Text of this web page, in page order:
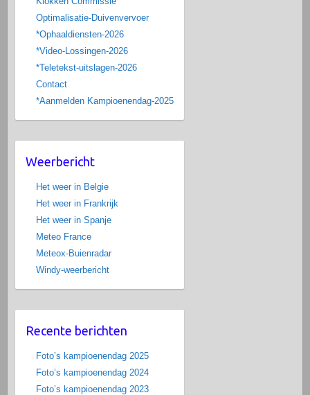
Optimalisatie-Duivenvervoer
*Ophaaldiensten-2026
*Video-Lossingen-2026
*Teletekst-uitslagen-2026
Contact
*Aanmelden Kampioenendag-2025
Weerbericht
Het weer in Belgie
Het weer in Frankrijk
Het weer in Spanje
Meteo France
Meteox-Buienradar
Windy-weerbericht
Recente berichten
Foto’s kampioenendag 2025
Foto’s kampioenendag 2024
Foto’s kampioenendag 2023